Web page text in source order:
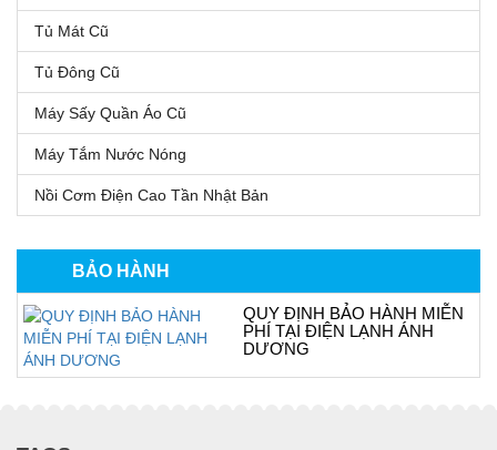
Tủ Mát Cũ
Tủ Đông Cũ
Máy Sấy Quần Áo Cũ
Máy Tắm Nước Nóng
Nồi Cơm Điện Cao Tần Nhật Bản
BẢO HÀNH
QUY ĐỊNH BẢO HÀNH MIỄN
PHÍ TẠI ĐIỆN LẠNH ÁNH
DƯƠNG